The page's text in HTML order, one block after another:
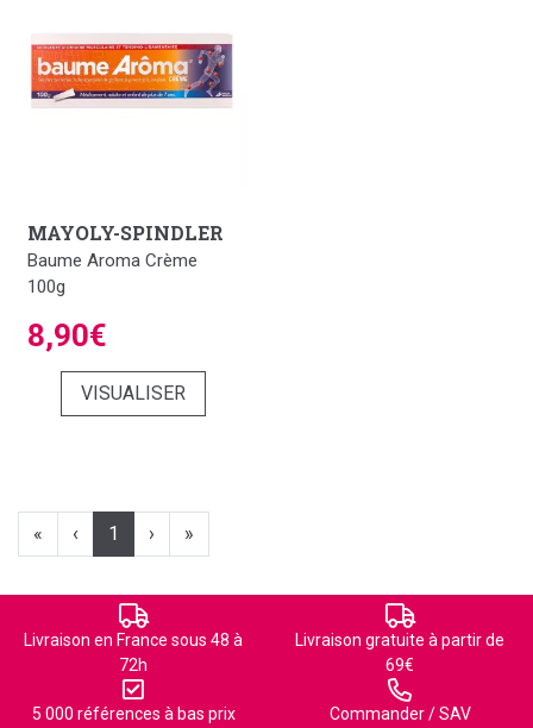
MAYOLY-SPINDLER
Baume Aroma Crème
100g
8,90€
VISUALISER
« ‹ 1 › »
Livraison en France sous 48 à
72h
Livraison gratuite à partir de
69€
5 000 références à bas prix
Commander / SAV